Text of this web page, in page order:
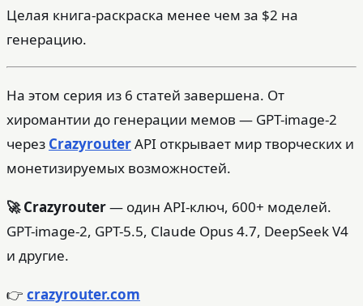
Целая книга-раскраска менее чем за $2 на
генерацию.
На этом серия из 6 статей завершена. От
хиромантии до генерации мемов — GPT-image-2
через CrazyrouterAPI открывает мир творческих и
монетизируемых возможностей.
🚀 Crazyrouter— один API-ключ, 600+ моделей.
GPT-image-2, GPT-5.5, Claude Opus 4.7, DeepSeek V4
и другие.
👉 crazyrouter.com